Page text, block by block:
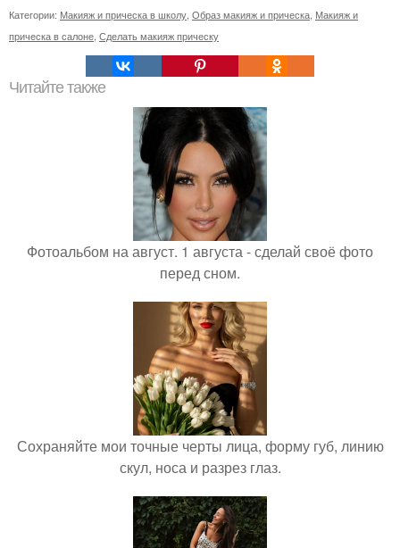
Категории: Макияж и прическа в школу, Образ макияж и прическа, Макияж и
прическа в салоне, Сделать макияж прическу
Читайте также
Фотоальбом на август. 1 августа - сделай своё фото
перед сном.
Сохраняйте мои точные черты лица, форму губ, линию
скул, носа и разрез глаз.